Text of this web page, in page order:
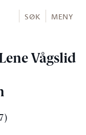
SØK MENY
Vågslid